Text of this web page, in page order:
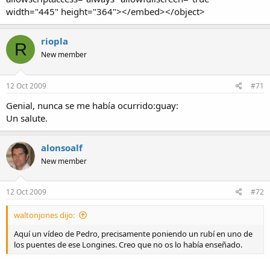
width="445" height="364"></embed></object>
R riopla
New member
12 Oct 2009 #71
Genial, nunca se me había ocurrido:guay:
Un salute.
alonsoalf
New member
12 Oct 2009 #72
waltonjones dijo:
Aquí un vídeo de Pedro, precisamente poniendo un rubí en uno de
los puentes de ese Longines. Creo que no os lo había enseñado.